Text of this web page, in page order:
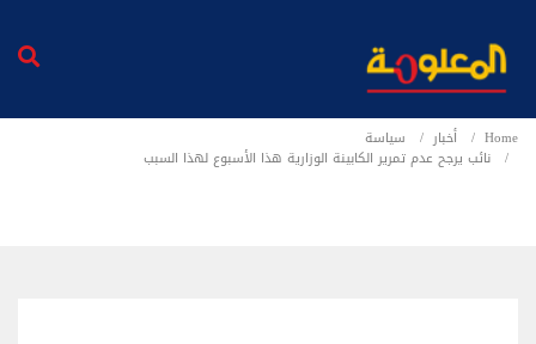
Home أخبار
سياسة
نائب يرجح عدم تمرير الكابينة الوزارية هذا الأسبوع لهذا السبب